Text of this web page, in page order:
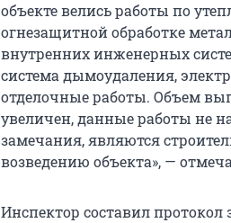
объекте велись работы по
огнезащитной обработке
внутренних инженерных
система дымоудаления,
отделочные работы. Объем
увеличен, данные работы не
замечания, являются
возведению объекта», —
Инспектор составил протокол